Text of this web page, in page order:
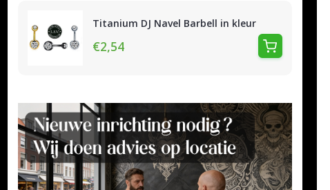
Titanium DJ Navel Barbell in kleur
€2,54